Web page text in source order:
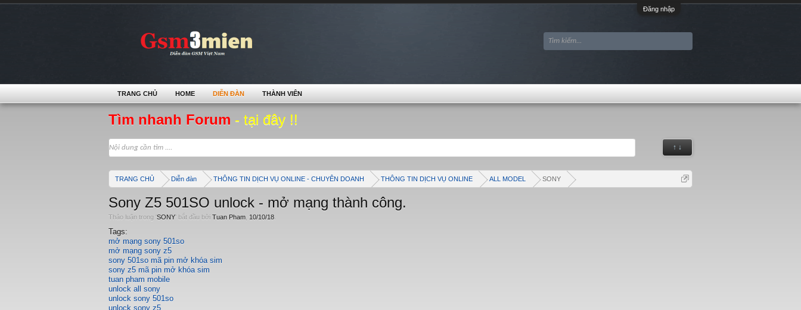
Đăng nhập
Tìm nhanh Forum - tại đây !!
↑ ↓
TRANG CHỦ Diễn đàn THÔNG TIN DỊCH VỤ ONLINE - CHUYÊN DOANH THÔNG TIN DỊCH VỤ ONLINE ALL MODEL SONY
Sony Z5 501SO unlock - mở mạng thành công.
Thảo luận trong 'SONY' bắt đầu bởi Tuan Pham 10/10/18
Tags:
mở mạng sony 501so
mở mạng sony z5
sony 501so mã pin mở khóa sim
sony z5 mã pin mở khóa sim
tuan pham mobile
unlock all sony
unlock sony 501so
unlock sony z5
TRANG CHỦ HOME DIỄN ĐÀN THÀNH VIÊN